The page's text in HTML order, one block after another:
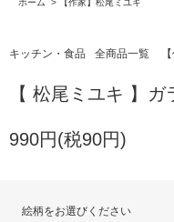
ホーム
> 【作家】松尾ミユキ
キッチン・食品 全商品一覧
【 松尾ミユキ 】
990円(税90円)
絵柄をお選びください